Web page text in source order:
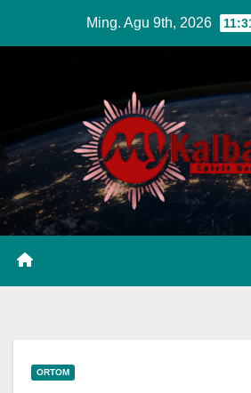
Ming. Agu 9th, 2026
ORTOM